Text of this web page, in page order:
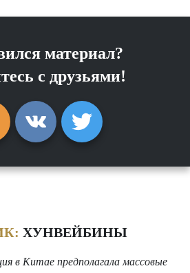
материал?
с друзьями!
ХУНВЕЙБИНЫ
в Китае предполагала массовые